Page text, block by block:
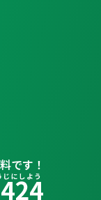
です！